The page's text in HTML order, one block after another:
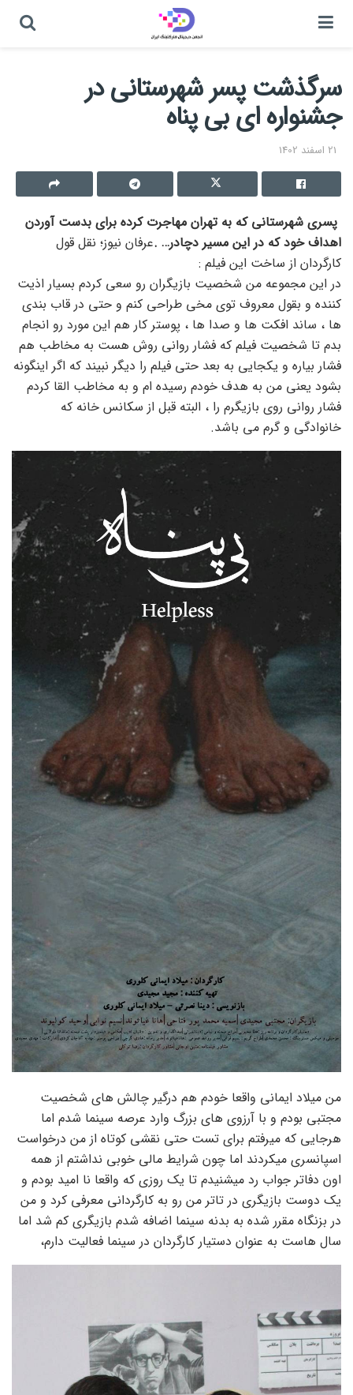
سرگذشت پسر شهرستانی در
جشنواره ای بی پناه
21 اسفند 1402
پسری شهرستانی که به تهران مهاجرت کرده برای بدست آوردن
اهداف خود که در این مسیر دچادر… .عرفان نیوز؛ نقل قول
کارگردان از ساخت این فیلم :
در این مجموعه من شخصیت بازیگران رو سعی کردم بسیار اذیت
کننده و بقول معروف توی مخی طراحی کنم و حتی در قاب بندی
ها ، ساند افکت ها و صدا ها ، پوستر کار هم این مورد رو انجام
بدم تا شخصیت فیلم که فشار روانی روش هست به مخاطب هم
فشار بیاره و یکجایی به بعد حتی فیلم را دیگر نبیند که اگر اینگونه
بشود یعنی من به هدف خودم رسیده ام و به مخاطب القا کردم
فشار روانی روی بازیگرم را ، البته قبل از سکانس خانه که
خانوادگی و گرم می باشد.
من میلاد ایمانی واقعا خودم هم درگیر چالش های شخصیت
مجتبی بودم و با آرزوی های بزرگ وارد عرصه سینما شدم اما
هرجایی که میرفتم برای تست حتی نقشی کوتاه از من درخواست
اسپانسری میکردند اما چون شرایط مالی خوبی نداشتم از همه
اون دفاتر جواب رد میشنیدم تا یک روزی که واقعا نا امید بودم و
یک دوست بازیگری در تاتر من رو به کارگردانی معرفی کرد و من
در بزنگاه مقرر شده به بدنه سینما اضافه شدم بازیگری کم شد اما
سال هاست به عنوان دستیار کارگردان در سینما فعالیت دارم،